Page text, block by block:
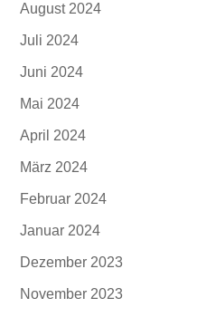
August 2024
Juli 2024
Juni 2024
Mai 2024
April 2024
März 2024
Februar 2024
Januar 2024
Dezember 2023
November 2023